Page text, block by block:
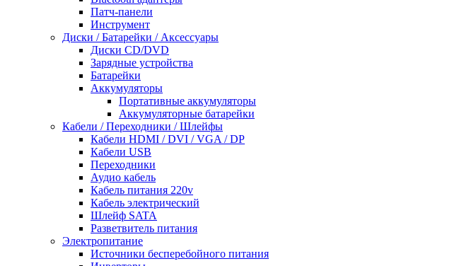
Патч-панели
Инструмент
Диски / Батарейки / Аксессуары
Диски CD/DVD
Зарядные устройства
Батарейки
Аккумуляторы
Портативные аккумуляторы
Аккумуляторные батарейки
Кабели / Переходники / Шлейфы
Кабели HDMI / DVI / VGA / DP
Кабели USB
Переходники
Аудио кабель
Кабель питания 220v
Кабель электрический
Шлейф SATA
Разветвитель питания
Электропитание
Источники бесперебойного питания